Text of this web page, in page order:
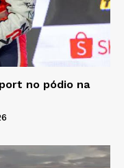
no pódio na